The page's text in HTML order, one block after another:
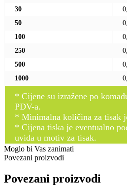
30
50
100
250
500
1000
* Cijene su izražene po
PDV-a.
* Minimalna količina za tisak
* Cijena tiska je eventualno
uvida u motiv za tisak.
Moglo bi Vas zanimati
Povezani proizvodi
Povezani proizvodi